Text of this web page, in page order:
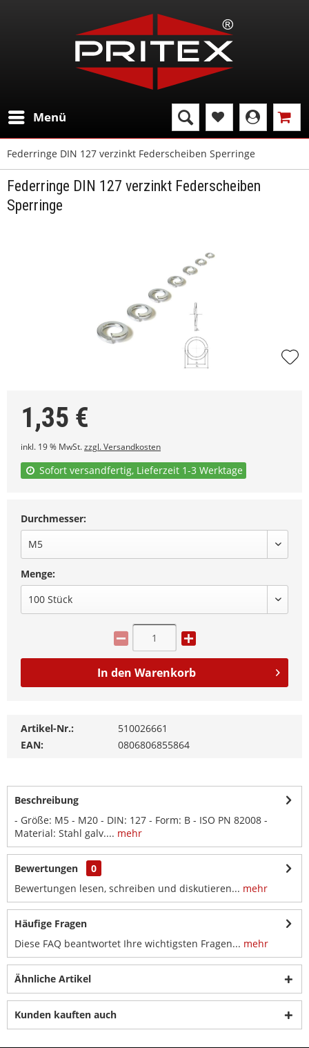
Menü
Federringe DIN 127 verzinkt Federscheiben Sperringe
Federringe DIN 127 verzinkt Federscheiben
Sperringe
1,35 €
inkl. 19 % MwSt.zzgl. Versandkosten
Sofort versandfertig, Lieferzeit 1-3 Werktage
Durchmesser:
Menge:
In den Warenkorb
Artikel-Nr.:
510026661
EAN:
0806806855864
Beschreibung
- Größe: M5 - M20 - DIN: 127 - Form: B - ISO PN 82008 -
Material: Stahl galv.... mehr
Bewertungen
0
Bewertungen lesen, schreiben und diskutieren... mehr
Häufige Fragen
Diese FAQ beantwortet Ihre wichtigsten Fragen... mehr
Ähnliche Artikel
Kunden kauften auch